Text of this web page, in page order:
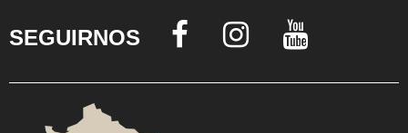
SEGUIRNOS